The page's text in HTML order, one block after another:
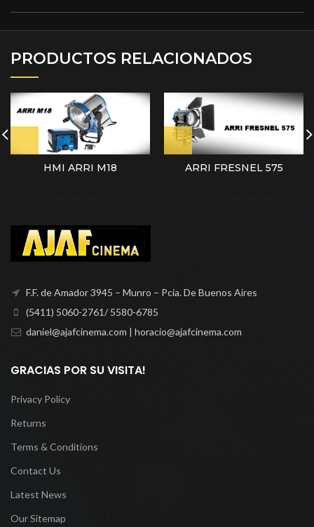
PRODUCTOS RELACIONADOS
HMI ARRI M18 ARRI FRESNEL 575
F.F. de Amador 3945 – Munro – Pcia. De Buenos Aires
(5411) 5060-2761/ 5580-6785
daniel@ajafcinema.com | horacio@ajafcinema.com
GRACIAS POR SU VISITA!
Privacy Policy
Returns
Terms & Conditions
Contact Us
Latest News
Our Sitemap